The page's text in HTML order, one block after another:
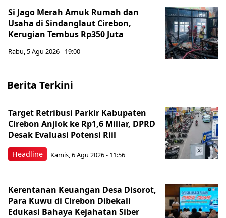
Si Jago Merah Amuk Rumah dan
Usaha di Sindanglaut Cirebon,
Kerugian Tembus Rp350 Juta
Rabu, 5 Agu 2026 - 19:00
Berita Terkini
Headline
Target Retribusi Parkir Kabupaten
Cirebon Anjlok ke Rp1,6 Miliar, DPRD
Desak Evaluasi Potensi Riil
Kamis, 6 Agu 2026 - 11:56
Kerentanan Keuangan Desa Disorot,
Para Kuwu di Cirebon Dibekali
Edukasi Bahaya Kejahatan Siber